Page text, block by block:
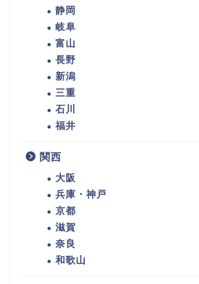
静岡
岐阜
富山
長野
新潟
三重
石川
福井
関西
大阪
兵庫・神戸
京都
滋賀
奈良
和歌山